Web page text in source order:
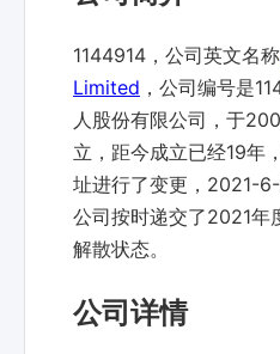
1144914，公司英文名
Limited ，公司编号是
人股份有限公司，于
立，距今成立已经19
址进行了变更，2021-
公司按时递交了2021年
解散状态。
公司详情